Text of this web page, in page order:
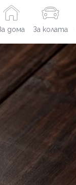
дома За колата